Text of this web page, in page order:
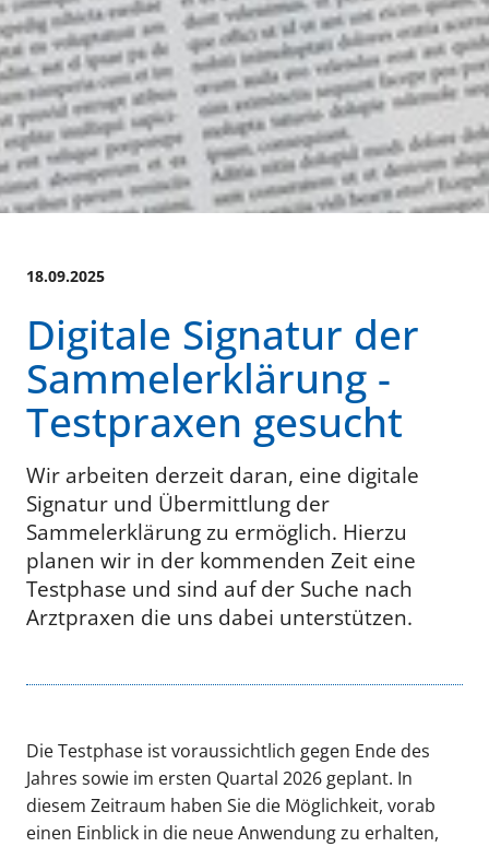
18.09.2025
Digitale Signatur der
Sammelerklärung -
Testpraxen gesucht
Wir arbeiten derzeit daran, eine digitale
Signatur und Übermittlung der
Sammelerklärung zu ermöglich. Hierzu
planen wir in der kommenden Zeit eine
Testphase und sind auf der Suche nach
Arztpraxen die uns dabei unterstützen.
Die Testphase ist voraussichtlich gegen Ende des
Jahres sowie im ersten Quartal 2026 geplant. In
diesem Zeitraum haben Sie die Möglichkeit, vorab
einen Einblick in die neue Anwendung zu erhalten,